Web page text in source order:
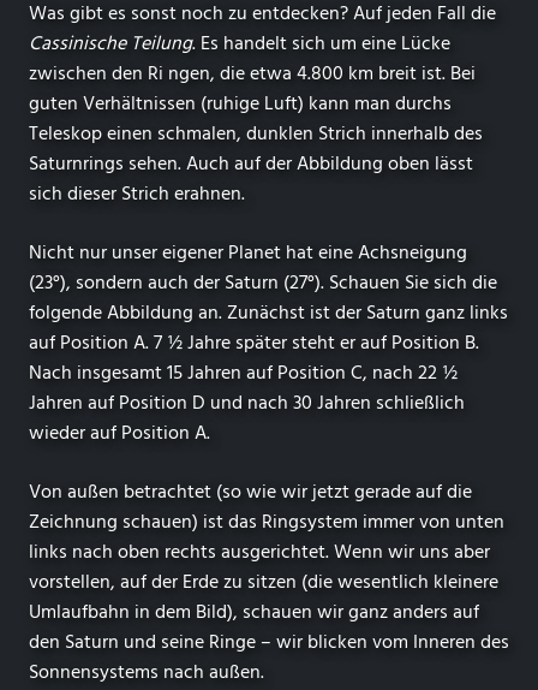
Was gibt es sonst noch zu entdecken? Auf jeden Fall die
Cassinische Teilung. Es handelt sich um eine Lücke
zwischen den Ri ngen, die etwa 4.800 km breit ist. Bei
guten Verhältnissen (ruhige Luft) kann man durchs
Teleskop einen schmalen, dunklen Strich innerhalb des
Saturnrings sehen. Auch auf der Abbildung oben lässt
sich dieser Strich erahnen.
Nicht nur unser eigener Planet hat eine Achsneigung
(23°), sondern auch der Saturn (27°). Schauen Sie sich die
folgende Abbildung an. Zunächst ist der Saturn ganz links
auf Position A. 7 ½ Jahre später steht er auf Position B.
Nach insgesamt 15 Jahren auf Position C, nach 22 ½
Jahren auf Position D und nach 30 Jahren schließlich
wieder auf Position A.
Von außen betrachtet (so wie wir jetzt gerade auf die
Zeichnung schauen) ist das Ringsystem immer von unten
links nach oben rechts ausgerichtet. Wenn wir uns aber
vorstellen, auf der Erde zu sitzen (die wesentlich kleinere
Umlaufbahn in dem Bild), schauen wir ganz anders auf
den Saturn und seine Ringe – wir blicken vom Inneren des
Sonnensystems nach außen.